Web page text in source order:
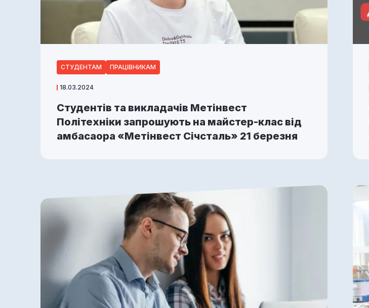
СТУДЕНТАМ ПРАЦІВНИКАМ
18.03.2024
Студентів та викладачів Метінвест
Політехніки запрошують на майстер-клас від
амбасаора «Метінвест Січсталь» 21 березня